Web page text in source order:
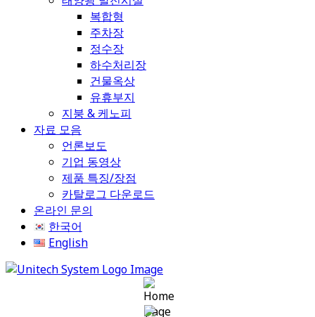
복합형
주차장
정수장
하수처리장
건물옥상
유휴부지
지붕 & 케노피
자료 모음
언론보도
기업 동영상
제품 특징/장점
카탈로그 다운로드
온라인 문의
한국어
English